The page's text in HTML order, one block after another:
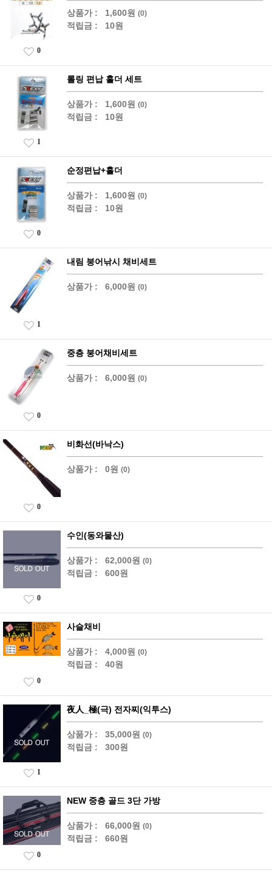
상품가 : 1,600원 (0)
적립금 : 10원
0
롤링 편납 홀더 세트
상품가 : 1,600원 (0)
적립금 : 10원
1
순정편납+홀더
상품가 : 1,600원 (0)
적립금 : 10원
0
내림 붕어낚시 채비세트
상품가 : 6,000원 (0)
1
중층 붕어채비세트
상품가 : 6,000원 (0)
0
비화선(바낙스)
상품가 : 0원 (0)
0
수인(동와물산)
상품가 : 62,000원 (0)
적립금 : 600원
0
사슬채비
상품가 : 4,000원 (0)
적립금 : 40원
0
夜人_極(극) 전자찌(익투스)
상품가 : 35,000원 (0)
적립금 : 300원
1
NEW 중층 골드 3단 가방
상품가 : 66,000원 (0)
적립금 : 660원
0